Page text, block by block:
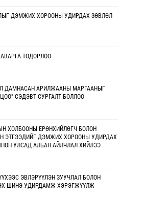
ДЭМЖИХ ХОРООНЫ УДИРДАХ ЗӨВЛӨЛ
ТОДОРЛОО
ДАМНАСАН АРИЛЖААНЫ МАРГААНЫГ
СЭДЭВТ СУРГАЛТ БОЛЛОО
ХОЛБООНЫ ЕРӨНХИЙЛӨГЧ БОЛОН
ЭТГЭЭДИЙГ ДЭМЖИХ ХОРООНЫ УДИРДАХ
УЛСАД АЛБАН АЙЛЧЛАЛ ХИЙЛЭЭ
ЭВЛЭРҮҮЛЭН ЗУУЧЛАЛ БОЛОН
ШИНЭ УДИРДАМЖ ХЭРЭГЖҮҮЛЖ